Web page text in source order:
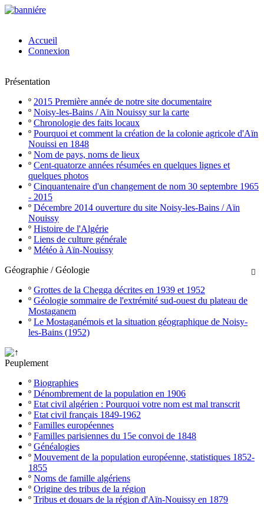
Accueil
Connexion
Présentation
º 2015 Première année de notre site documentaire
º Noisy-les-Bains / Aïn Nouissy sur la carte
º Chronologie des faits locaux
º Pourquoi et comment la création de la colonie agricole d'Aïn
Nouissi en 1848
º Nom de pays, noms de lieux
º Cent-quatorze années résumées en quelques lignes et
quelques photos
º Cinquantenaire d'un changement de nom 30 septembre 1965
- 2015
º Décembre 2014 ouverture du site Noisy-les-Bains / Aïn
Nouissy
º Histoire de l'Algérie
º Liens de culture générale
º Météo à Aïn-Nouissy

Géographie / Géologie
º Grottes de la Chegga décrites en 1939 et 1952
º Géologie sommaire de l'extrémité sud-ouest du plateau de
Mostaganem
º Le Mostaganémois et la situation géographique de Noisy-
les-Bains (1952)
Peuplement
º Biographies
º Dénombrement de la population en 1906
º Etat civil algérien : Pourquoi votre nom est mal transcrit
º Etat civil français 1849-1962
º Familles européennes
º Familles parisiennes du 15e convoi de 1848
º Généalogies
º Mouvement de la population européenne, statistiques 1852-
1855
º Noms de famille algériens
º Origine des tribus de la région
º Tribus et douars de la région d'Aïn-Nouissy en 1879